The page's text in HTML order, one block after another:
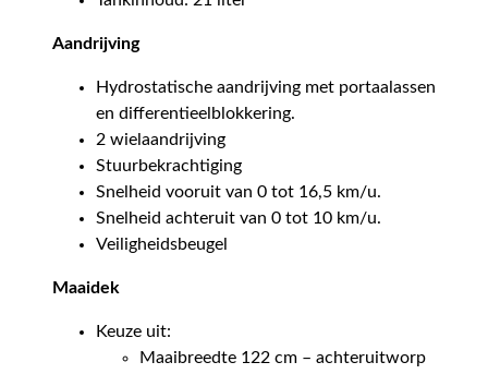
Aandrijving
Hydrostatische aandrijving met portaalassen
en differentieelblokkering.
2 wielaandrijving
Stuurbekrachtiging
Snelheid vooruit van 0 tot 16,5 km/u.
Snelheid achteruit van 0 tot 10 km/u.
Veiligheidsbeugel
Maaidek
Keuze uit:
Maaibreedte 122 cm – achteruitworp